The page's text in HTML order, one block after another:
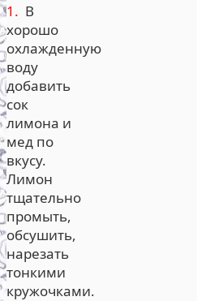
1. В
хорошо
охлажденную
воду
добавить
сок
лимона и
мед по
вкусу.
Лимон
тщательно
промыть,
обсушить,
нарезать
тонкими
кружочками.